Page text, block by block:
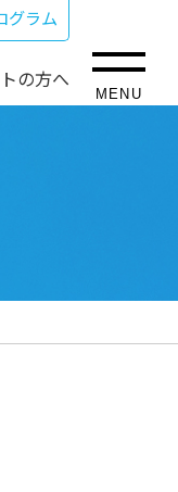
グラム
の方へ
MENU